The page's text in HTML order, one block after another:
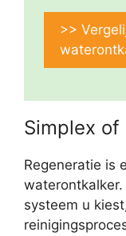
>>
Simplex of
Regeneratie is
systeem u